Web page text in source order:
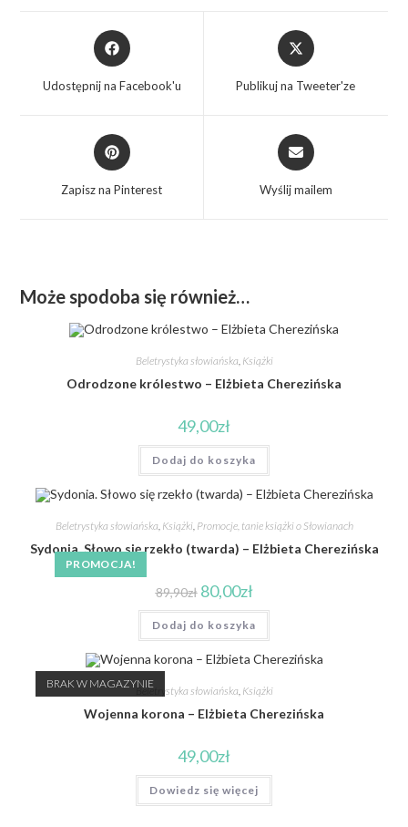
Udostępnij na Facebook'u Publikuj na Tweeter'ze
Zapisz na Pinterest Wyślij mailem
Może spodoba się również…
Beletrystyka słowiańska, Książki
Odrodzone królestwo – Elżbieta Cherezińska
49,00zł
Dodaj do koszyka
PROMOCJA!
Beletrystyka słowiańska, Książki, Promocje, tanie książki o Słowianach
Sydonia. Słowo się rzekło (twarda) – Elżbieta Cherezińska
89,90zł 80,00zł
Dodaj do koszyka
BRAK W MAGAZYNIE
Beletrystyka słowiańska Książki
Wojenna korona – Elżbieta Cherezińska
49,00zł
Dowiedz się więcej